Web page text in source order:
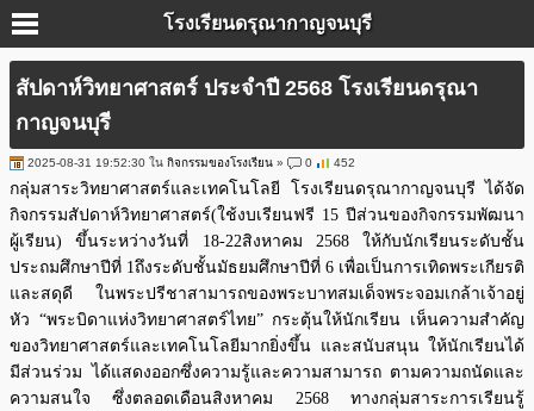
โรงเรียนดรุณากาญจนบุรี
สัปดาห์วิทยาศาสตร์ ประจำปี 2568 โรงเรียนดรุณา
กาญจนบุรี
2025-08-31 19:52:30 ใน กิจกรรมของโรงเรียน » 0 452
กลุ่มสาระวิทยาศาสตร์และเทคโนโลยี โรงเรียนดรุณากาญจนบุรี ได้จัด
กิจกรรมสัปดาห์วิทยาศาสตร์(ใช้งบเรียนฟรี 15 ปีส่วนของกิจกรรมพัฒนา
ผู้เรียน) ขึ้นระหว่างวันที่ 18-22สิงหาคม 2568 ให้กับนักเรียนระดับชั้น
ประถมศึกษาปีที่ 1ถึงระดับชั้นมัธยมศึกษาปีที่ 6 เพื่อเป็นการเทิดพระเกียรติ
และสดุดี ในพระปรีชาสามารถของพระบาทสมเด็จพระจอมเกล้าเจ้าอยู่
หัว “พระบิดาแห่งวิทยาศาสตร์ไทย” กระตุ้นให้นักเรียน เห็นความสำคัญ
ของวิทยาศาสตร์และเทคโนโลยีมากยิ่งขึ้น และสนับสนุน ให้นักเรียนได้
มีส่วนร่วม ได้แสดงออกซึ่งความรู้และความสามารถ ตามความถนัดและ
ความสนใจ ซึ่งตลอดเดือนสิงหาคม 2568 ทางกลุ่มสาระการเรียนรู้